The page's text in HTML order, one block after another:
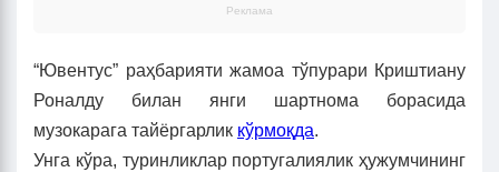
Реклама
“Ювентус” раҳбарияти жамоа тўпурари Криштиану
Роналду билан янги шартнома борасида
музокарага тайёргарлик кўрмоқда.
Унга кўра, туринликлар португалиялик ҳужумчининг